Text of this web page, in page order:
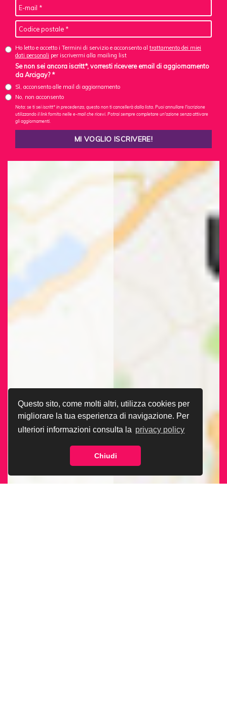
Questo sito, come molti altri, utilizza cookies per
migliorare la tua esperienza di navigazione. Per
ulteriori informazioni consulta la privacy policy
Chiudi
Ho letto e accetto i Termini di servizio e acconsento al trattamento dei miei
dati personali per iscrivermi alla mailing list
Se non sei ancora iscritt*, vorresti ricevere email di aggiornamento
da Arcigay? *
Sì, acconsento alle mail di aggiornamento
No, non acconsento
Nota: se ti sei iscritt* in precedenza, questo non ti cancellerà dalla lista. Puoi annullare l'iscrizione
utilizzando il link fornito nelle e-mail che ricevi. Potrai sempre completare un'azione senza attivare
gli aggiornamenti.